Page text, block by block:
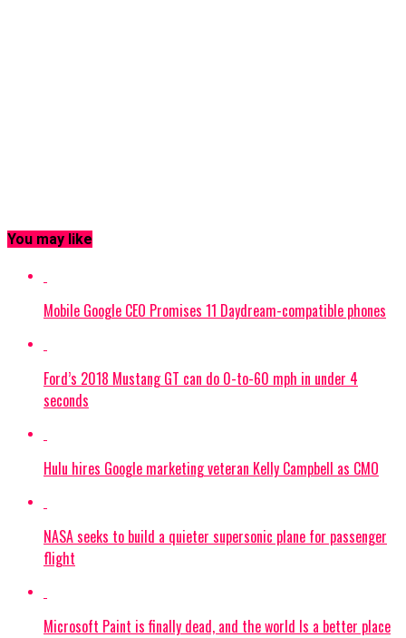
You may like
Mobile Google CEO Promises 11 Daydream-compatible phones
Ford’s 2018 Mustang GT can do 0-to-60 mph in under 4
seconds
Hulu hires Google marketing veteran Kelly Campbell as CMO
NASA seeks to build a quieter supersonic plane for passenger
flight
Microsoft Paint is finally dead, and the world Is a better place